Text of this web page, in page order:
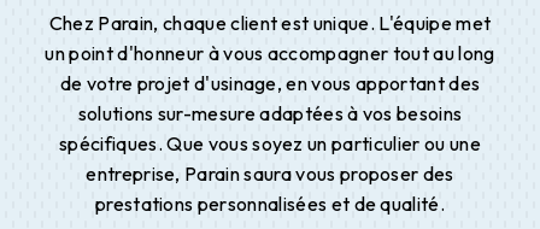
Chez Parain, chaque client est unique. L'équipe met
un point d'honneur à vous accompagner tout au long
de votre projet d'usinage, en vous apportant des
solutions sur-mesure adaptées à vos besoins
spécifiques. Que vous soyez un particulier ou une
entreprise, Parain saura vous proposer des
prestations personnalisées et de qualité.